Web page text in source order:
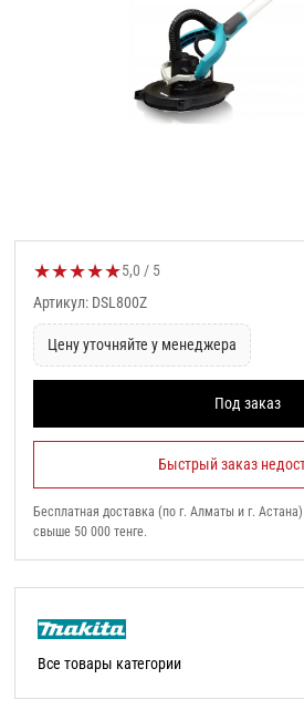
★★★★★Оценка товара:
5,0 / 5
Артикул: DSL800Z
Цену уточняйте у менеджера
Под заказ
Быстрый заказ
Бесплатная доставка (по г. Алматы и г.
свыше 50 000 тенге.
Все товары категории